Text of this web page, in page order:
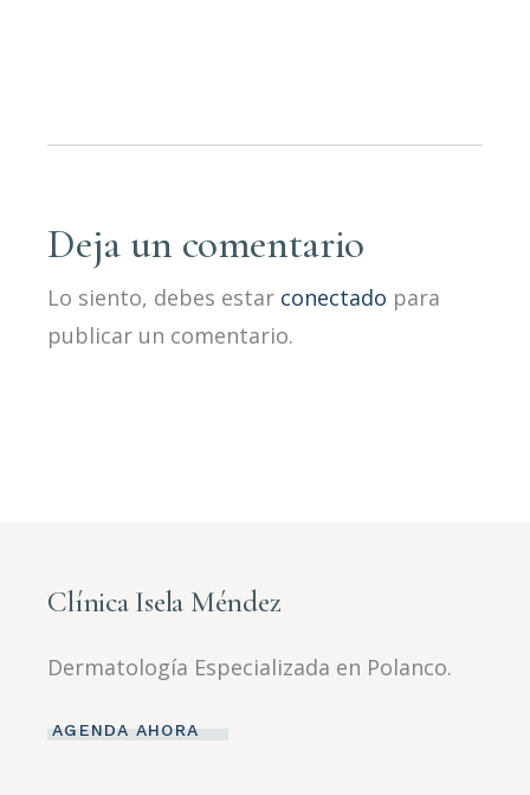
Deja un comentario
Lo siento, debes estar conectado para
publicar un comentario.
Clínica Isela Méndez
Dermatología Especializada en Polanco.
AGENDA AHORA